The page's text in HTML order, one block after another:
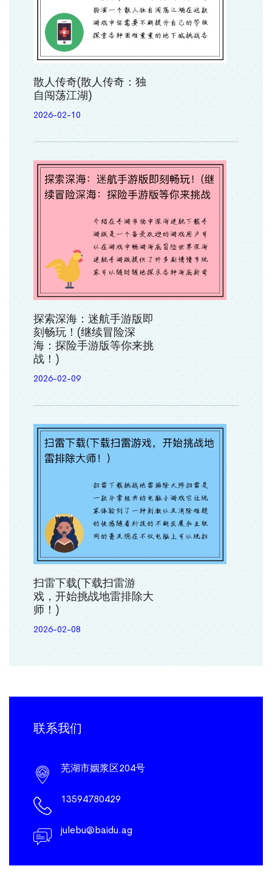
散人传奇(散人传奇：独
自闯荡江湖)
2026-02-10
探索深海：迷航手游版即
刻畅玩！(继续冒险深
海：探险手游版等你来挑
战！)
2026-02-09
扫雷下载(下载扫雷游
戏，开始挑战地雷排除大
师！)
2026-02-08
联系我们
芜湖市姻浆区204号
13594780429
julebu@baidu.ag